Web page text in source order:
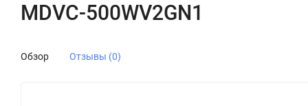
MDVC-500WV2GN1
Обзор Отзывы (0)